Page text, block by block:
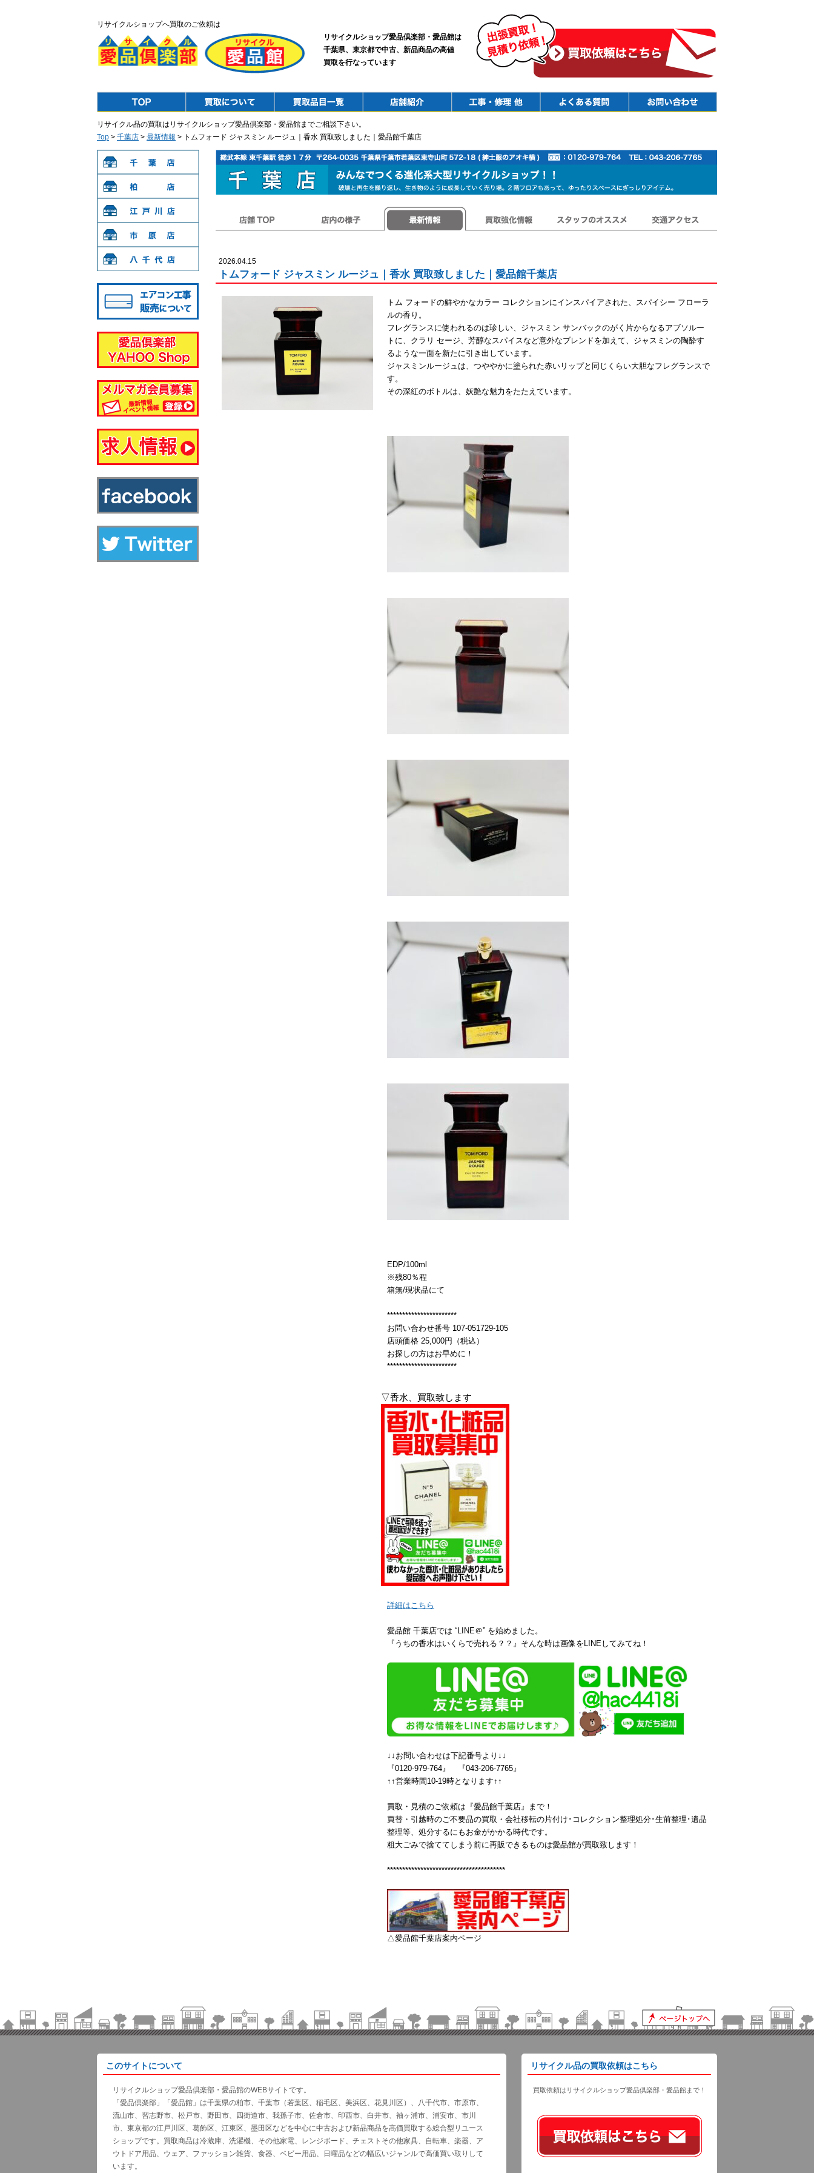
リサイクルショップへ買取のご依頼は
リサイクルショップ愛品倶楽部・愛品館は
千葉県、東京都で中古、新品商品の高値
買取を行なっています
リサイクル品の買取はリサイクルショップ愛品倶楽部・愛品館までご相談下さい。
Top > 千葉店 > 最新情報 > トムフォード ジャスミン ルージュ｜香水 買取致しました｜愛品館千葉店
2026.04.15
トムフォード ジャスミン ルージュ｜香水 買取致しました｜愛品館千葉店
トム フォードの鮮やかなカラー コレクションにインスパイアされた、スパイシー フローラ
ルの香り。
フレグランスに使われるのは珍しい、ジャスミン サンバックのがく片からなるアブソルー
トに、クラリ セージ、芳醇なスパイスなど意外なブレンドを加えて、ジャスミンの陶酔す
るような一面を新たに引き出しています。
ジャスミンルージュは、つややかに塗られた赤いリップと同じくらい大胆なフレグランスで
す。
その深紅のボトルは、妖艶な魅力をたたえています。
EDP/100ml
※残80％程
箱無/現状品にて
***********************
お問い合わせ番号 107-051729-105
店頭価格 25,000円（税込）
お探しの方はお早めに！
***********************
▽香水、買取致します
詳細はこちら
愛品館 千葉店では “LINE＠” を始めました。
『うちの香水はいくらで売れる？？』そんな時は画像をLINEしてみてね！
↓↓お問い合わせは下記番号より↓↓
『0120-979-764』 『043-206-7765』
↑↑営業時間10-19時となります↑↑
買取・見積のご依頼は『愛品館千葉店』まで！
買替・引越時のご不要品の買取・会社移転の片付け･コレクション整理処分･生前整理･遺品
整理等、処分するにもお金がかかる時代です。
粗大ごみで捨ててしまう前に再販できるものは愛品館が買取致します！
***************************************
△愛品館千葉店案内ページ
このサイトについて
リサイクルショップ愛品倶楽部・愛品館のWEBサイトです。
「愛品倶楽部」「愛品館」は千葉県の柏市、千葉市（若葉区、稲毛区、美浜区、花見川区）、八千代市、市原市、
流山市、習志野市、松戸市、野田市、四街道市、我孫子市、佐倉市、印西市、白井市、袖ヶ浦市、浦安市、市川
市、東京都の江戸川区、葛飾区、江東区、墨田区などを中心に中古および新品商品を高価買取する総合型リユース
ショップです。買取商品は冷蔵庫、洗濯機、その他家電、レンジボード、チェストその他家具、自転車、楽器、ア
ウトドア用品、ウェア、ファッション雑貨、食器、ベビー用品、日曜品などの幅広いジャンルで高価買い取りして
います。
リサイクル品の買取依頼はこちら
買取依頼はリサイクルショップ愛品倶楽部・愛品館まで！